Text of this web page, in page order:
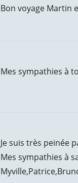
Bon voyage Martin
Mes sympathies à
Je suis très peinée
Mes sympathies à